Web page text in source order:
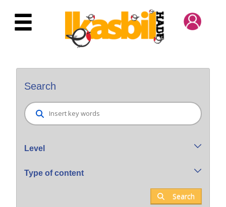
Skip to Main Content
Search
Level
Type of content
Search